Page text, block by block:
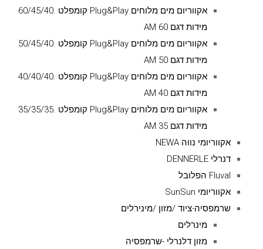
אקווריום מים מלוחים Plug&Play קומפלט .60/45/40
מידות דגם AM 60
אקווריום מים מלוחים Plug&Play קומפלט .50/45/40
מידות דגם AM 50
אקווריום מים מלוחים Plug&Play קומפלט .40/40/40
מידות דגם AM 40
אקווריום מים מלוחים Plug&Play קומפלט .35/35/35
מידות דגם AM 35
אקווריומי נווה NEWA
דנרלי DENNERLE
Fluval הפלובל
אקווריומי SunSun
שרמפסיה-ציוד /מזון /מינירלים
מינרלים
מזון דלנרלי -שרמפסיה